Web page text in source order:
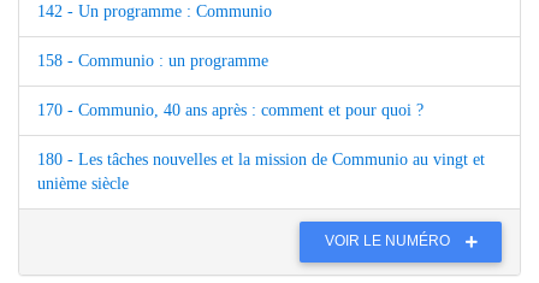
142 - Un programme : Communio
158 - Communio : un programme
170 - Communio, 40 ans après : comment et pour quoi ?
180 - Les tâches nouvelles et la mission de Communio au vingt et
unième siècle
VOIR LE NUMÉRO